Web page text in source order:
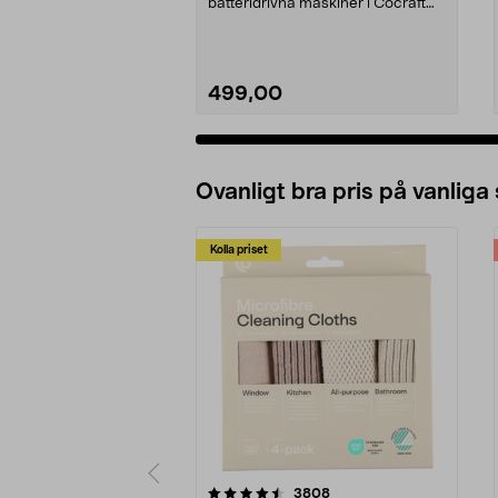
batteridrivna maskiner i Cocraft
499,00
Ovanligt bra pris på vanliga
Kolla priset
3808recensioner
4.0av 5 stjärnor